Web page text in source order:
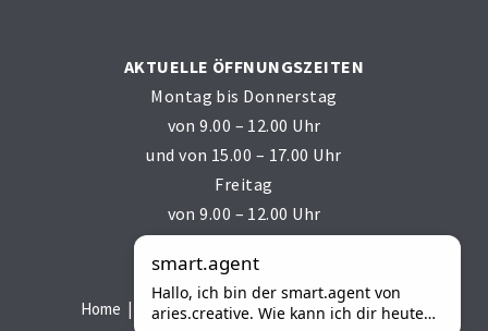
AKTUELLE ÖFFNUNGSZEITEN
Montag bis Donnerstag
von 9.00 – 12.00 Uhr
und von 15.00 – 17.00 Uhr
Freitag
von 9.00 – 12.00 Uhr
Home AGB Impressum Privacy Sitemap
smart.agent
Hallo, ich bin der smart.agent von
aries.creative. Wie kann ich dir heute